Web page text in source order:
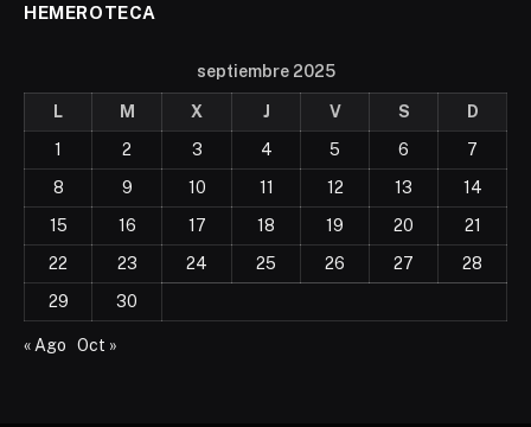
HEMEROTECA
septiembre 2025
L M X J V S
D
1
2 3 4 5 6
7
8
9 10 11 12 13
14
15
16 17 18 19 20
21
22
23 24 25 26 27
28
29
30
« Ago Oct »